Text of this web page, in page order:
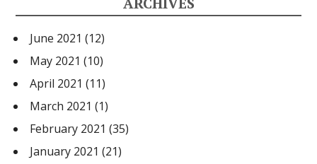
June 2021 (12)
May 2021 (10)
April 2021 (11)
March 2021 (1)
February 2021 (35)
January 2021 (21)